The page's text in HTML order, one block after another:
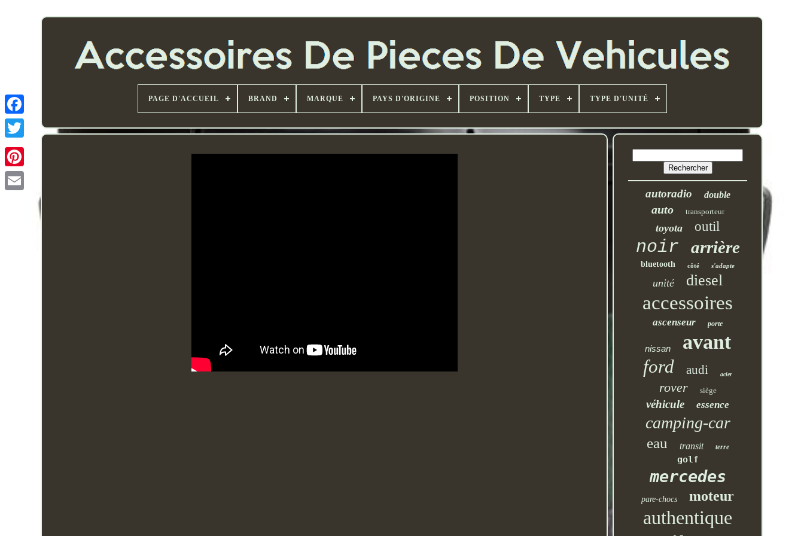
PAGE D'ACCUEIL BRAND MARQUE PAYS D'ORIGINE POSITION TYPE TYPE D'UNITÉ
autoradio double
auto transporteur
toyota outil
noir arrière
bluetooth côté s'adapte
unité diesel
accessoires
ascenseur porte
nissan avant
ford audi acier
rover siège
véhicule essence
camping-car
eau transit terre
golf
mercedes
pare-chocs moteur
authentique